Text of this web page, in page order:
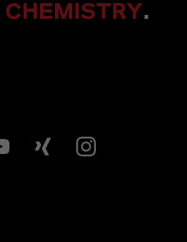
CHEMISTRY.